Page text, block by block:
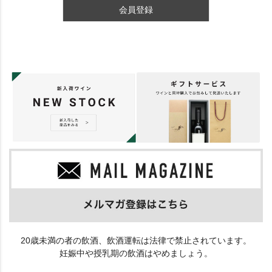
会員登録
20歳未満の者の飲酒、飲酒運転は法律で禁止されています。
妊娠中や授乳期の飲酒はやめましょう。